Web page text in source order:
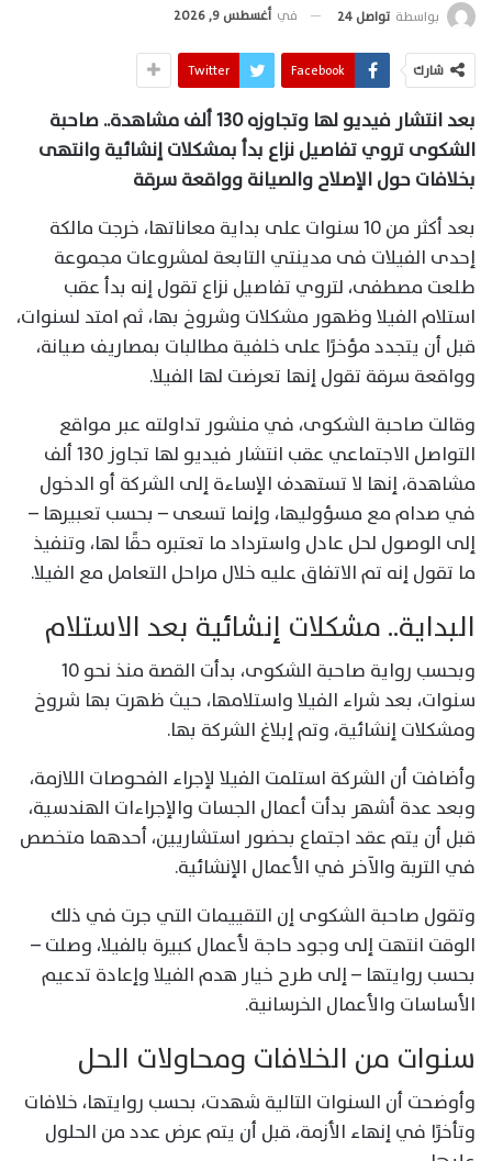
بواسطة تواصل 24 في أغسطس 9, 2026
شارك Facebook
Twitter
بعد انتشار فيديو لها وتجاوزه 130 ألف مشاهدة.. صاحبة
الشكوى تروي تفاصيل نزاع بدأ بمشكلات إنشائية وانتهى
بخلافات حول الإصلاح والصيانة وواقعة سرقة
بعد أكثر من 10 سنوات على بداية معاناتها، خرجت مالكة
إحدى الفيلات فى مدينتي التابعة لمشروعات مجموعة
طلعت مصطفى، لتروي تفاصيل نزاع تقول إنه بدأ عقب
استلام الفيلا وظهور مشكلات وشروخ بها، ثم امتد لسنوات،
قبل أن يتجدد مؤخرًا على خلفية مطالبات بمصاريف صيانة،
وواقعة سرقة تقول إنها تعرضت لها الفيلا.
وقالت صاحبة الشكوى، في منشور تداولته عبر مواقع
التواصل الاجتماعي عقب انتشار فيديو لها تجاوز 130 ألف
مشاهدة، إنها لا تستهدف الإساءة إلى الشركة أو الدخول
في صدام مع مسؤوليها، وإنما تسعى – بحسب تعبيرها –
إلى الوصول لحل عادل واسترداد ما تعتبره حقًا لها، وتنفيذ
ما تقول إنه تم الاتفاق عليه خلال مراحل التعامل مع الفيلا.
البداية.. مشكلات إنشائية بعد الاستلام
وبحسب رواية صاحبة الشكوى، بدأت القصة منذ نحو 10
سنوات، بعد شراء الفيلا واستلامها، حيث ظهرت بها شروخ
ومشكلات إنشائية، وتم إبلاغ الشركة بها.
وأضافت أن الشركة استلمت الفيلا لإجراء الفحوصات اللازمة،
وبعد عدة أشهر بدأت أعمال الجسات والإجراءات الهندسية،
قبل أن يتم عقد اجتماع بحضور استشاريين، أحدهما متخصص
في التربة والآخر في الأعمال الإنشائية.
وتقول صاحبة الشكوى إن التقييمات التي جرت في ذلك
الوقت انتهت إلى وجود حاجة لأعمال كبيرة بالفيلا، وصلت –
بحسب روايتها – إلى طرح خيار هدم الفيلا وإعادة تدعيم
الأساسات والأعمال الخرسانية.
سنوات من الخلافات ومحاولات الحل
وأوضحت أن السنوات التالية شهدت، بحسب روايتها، خلافات
وتأخرًا في إنهاء الأزمة، قبل أن يتم عرض عدد من الحلول